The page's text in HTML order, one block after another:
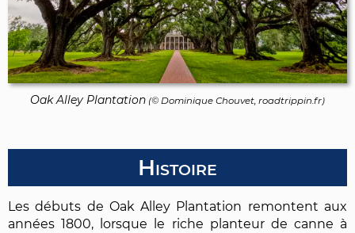
Oak Alley Plantation (© Dominique Chouvet, roadtrippin.fr)
Histoire
Les débuts de Oak Alley Plantation remontent aux
années 1800, lorsque le riche planteur de canne à